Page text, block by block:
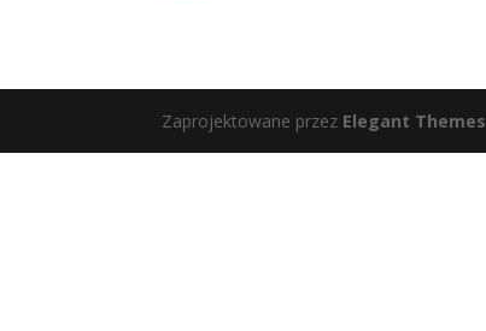
Zaprojektowane przez Elegant Themes